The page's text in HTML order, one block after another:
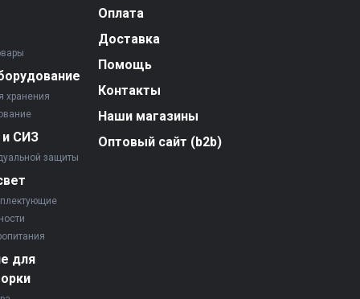
хранения
СИЗ
защиты
для
Оплата
Доставка
Помощь
Контакты
Наши магазины
Оптовый сайт (b2b)